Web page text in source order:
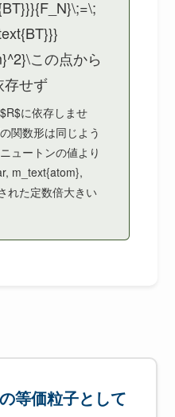
この点から
存せず
に依存しませ
関数形は同じよう
ュートンの値より
m_text{atom},
れた定数倍大きい
等価粒子として